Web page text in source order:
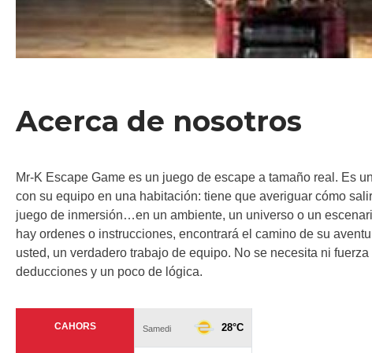
Acerca de nosotros
Mr-K Escape Game es un juego de escape a tamaño real. Es
con su equipo en una habitación: tiene que averiguar cómo
juego de inmersión…en un ambiente, un universo o un
hay ordenes o instrucciones, encontrará el camino de su
usted, un verdadero trabajo de equipo. No se necesita ni
deducciones y un poco de lógica.